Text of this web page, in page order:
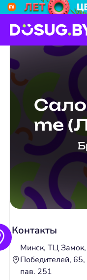
me
Контакты
Минск, ТЦ
Победителей, 65,
пав. 251